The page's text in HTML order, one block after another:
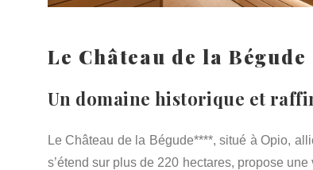
Le Château de la
Un domaine historique et
Le Château de la Bégude****, situé à Opio,
s’étend sur plus de 220 hectares, propose